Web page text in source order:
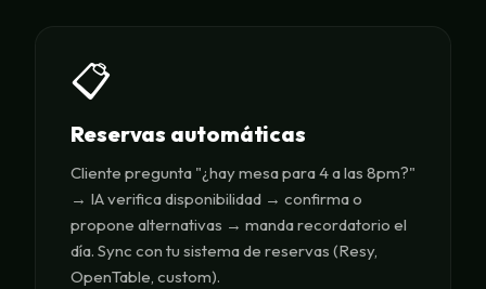
📋
Reservas automáticas
Cliente pregunta "¿hay mesa para 4 a las 8pm?"
→ IA verifica disponibilidad → confirma o
propone alternativas → manda recordatorio el
día. Sync con tu sistema de reservas (Resy,
OpenTable, custom).